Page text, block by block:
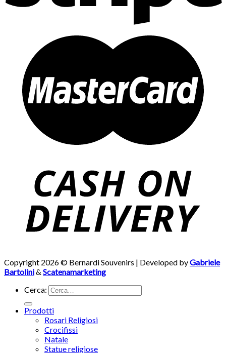
Copyright 2026 © Bernardi Souvenirs | Developed byGabriele
Bartolini& Scatenamarketing
Cerca:
Prodotti
Rosari Religiosi
Crocifissi
Natale
Statue religiose